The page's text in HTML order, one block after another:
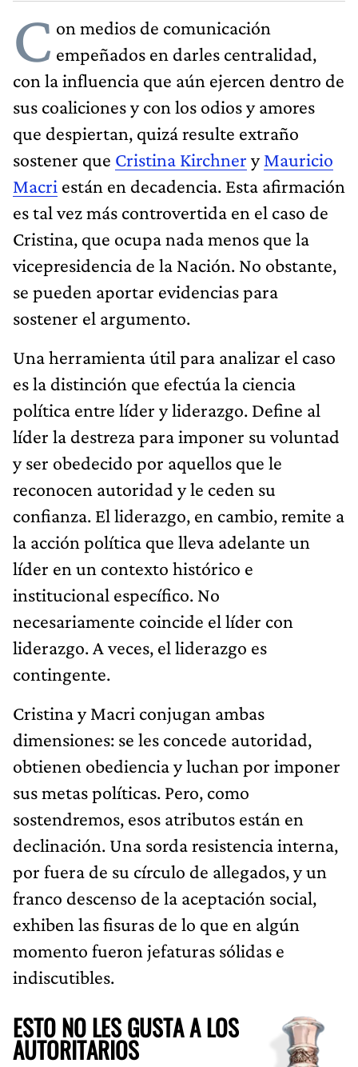
C on medios de comunicación
empeñados en darles centralidad,
con la influencia que aún ejercen dentro de
sus coaliciones y con los odios y amores
que despiertan, quizá resulte extraño
sostener que Cristina Kirchner yMauricio
Macri están en decadencia. Esta afirmación
es tal vez más controvertida en el caso de
Cristina, que ocupa nada menos que la
vicepresidencia de la Nación. No obstante,
se pueden aportar evidencias para
sostener el argumento.
Una herramienta útil para analizar el caso
es la distinción que efectúa la ciencia
política entre líder y liderazgo. Define al
líder la destreza para imponer su voluntad
y ser obedecido por aquellos que le
reconocen autoridad y le ceden su
confianza. El liderazgo, en cambio, remite a
la acción política que lleva adelante un
líder en un contexto histórico e
institucional específico. No
necesariamente coincide el líder con
liderazgo. A veces, el liderazgo es
contingente.
Cristina y Macri conjugan ambas
dimensiones: se les concede autoridad,
obtienen obediencia y luchan por imponer
sus metas políticas. Pero, como
sostendremos, esos atributos están en
declinación. Una sorda resistencia interna,
por fuera de su círculo de allegados, y un
franco descenso de la aceptación social,
exhiben las fisuras de lo que en algún
momento fueron jefaturas sólidas e
indiscutibles.
ESTO NO LES GUSTA A LOS
AUTORITARIOS